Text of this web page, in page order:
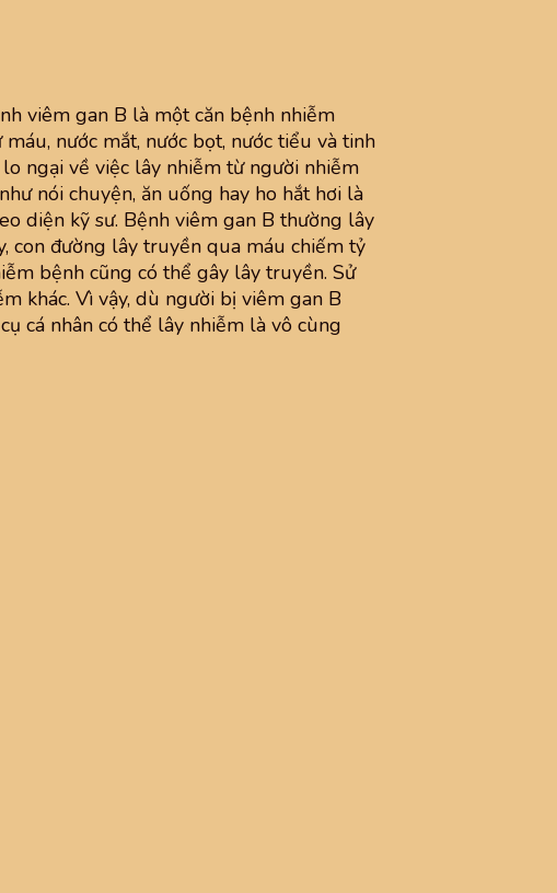
viêm gan B là một căn bệnh nhiễm
nước mắt, nước bọt, nước tiểu và tinh
ngại về việc lây nhiễm từ người nhiễm
nói chuyện, ăn uống hay ho hắt hơi là
diện kỹ sư. Bệnh viêm gan B thường lây
con đường lây truyền qua máu chiếm tỷ
bệnh cũng có thể gây lây truyền. Sử
khác. Vì vậy, dù người bị viêm gan B
cá nhân có thể lây nhiễm là vô cùng